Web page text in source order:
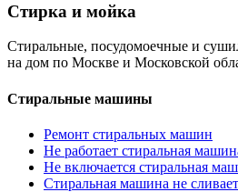
мойка
Стирка и мойка
Стиральные, посудомоечные и
на дом по Москве и Московской
Стиральные машины
Ремонт стиральных машин
Не работает стиральная
Не включается стиральная
Стиральная машина не